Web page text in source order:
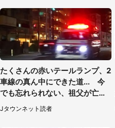
たくさんの赤いテールランプ、2
車線の真ん中にできた道... 今
でも忘れられない、祖父が亡く
なった夜に見た光景（30代女
性）
Jタウンネット読者